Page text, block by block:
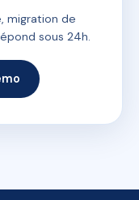
migration de
sous 24h.